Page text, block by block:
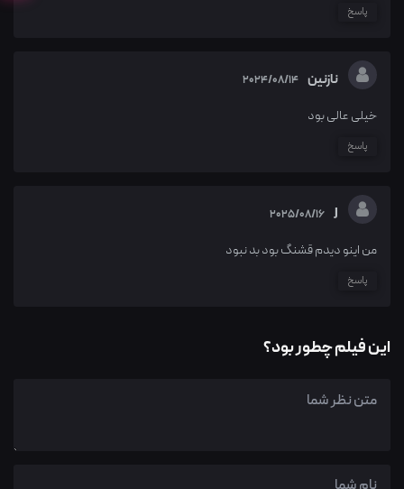
پاسخ
نازنین 2024/08/14
خیلی عالی بود
پاسخ
J
2025/08/16
من اینو دیدم قشنگ بود بد نبود
پاسخ
این فیلم چطور بود؟